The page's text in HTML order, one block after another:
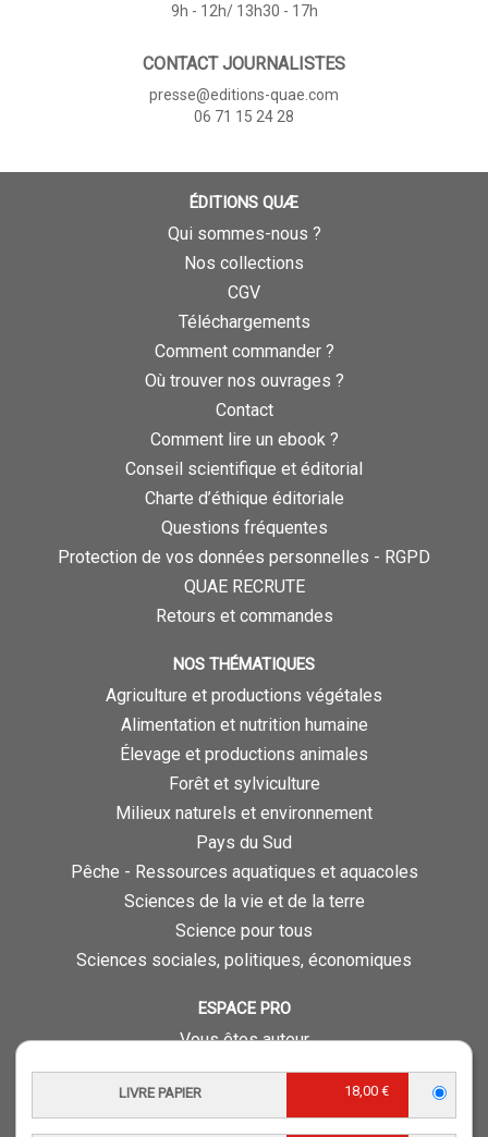
LIVRE PAPIER 18,00 €
9h - 12h/ 13h30 - 17h
CONTACT JOURNALISTES
presse@editions-quae.com
06 71 15 24 28
ÉDITIONS QUÆ
Qui sommes-nous ?
Nos collections
CGV
Téléchargements
Comment commander ?
Où trouver nos ouvrages ?
Contact
Comment lire un ebook ?
Conseil scientifique et éditorial
Charte d’éthique éditoriale
Questions fréquentes
Protection de vos données personnelles - RGPD
QUAE RECRUTE
Retours et commandes
NOS THÉMATIQUES
Agriculture et productions végétales
Alimentation et nutrition humaine
Élevage et productions animales
Forêt et sylviculture
Milieux naturels et environnement
Pays du Sud
Pêche - Ressources aquatiques et aquacoles
Sciences de la vie et de la terre
Science pour tous
Sciences sociales, politiques, économiques
ESPACE PRO
Vous êtes auteur
Vous êtes journaliste
Vous êtes libraire